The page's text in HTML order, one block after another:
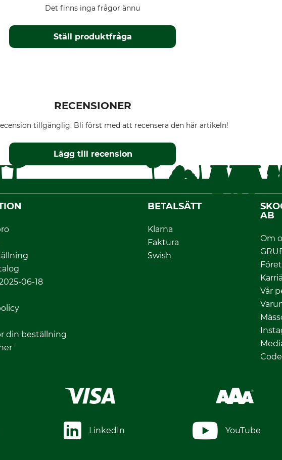
Ställ produktfråga
Det finns inga frågor ännu
RECENSIONER
tillgänglig. Bli först med att recensera den här artikeln!
Lägg till recension
06-18
din beställning
BETALSÄTT
Klarna
Faktura
Swish
AB
Om
Vår
LinkedIn YouTube